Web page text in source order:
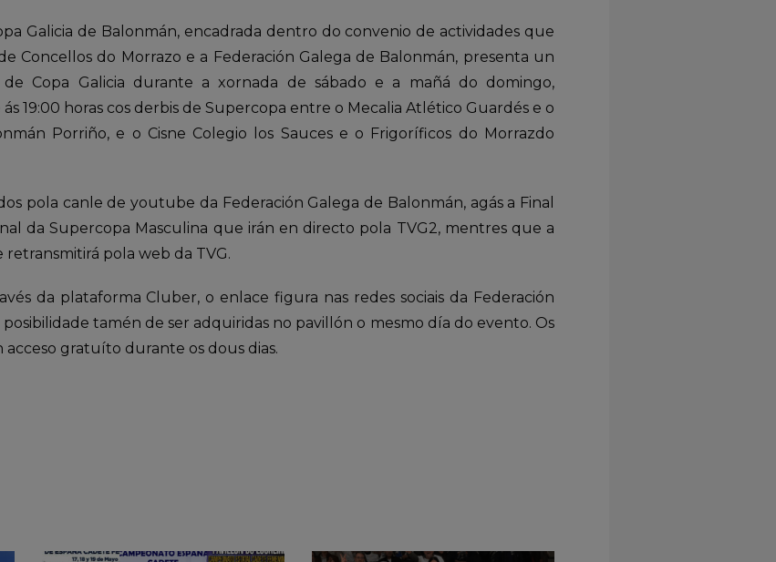
Galicia de Balonmán, encadrada dentro do convenio de actividades que
Concellos do Morrazo e a Federación Galega de Balonmán, presenta un
Copa Galicia durante a xornada de sábado e a mañá do domingo,
19:00 horas cos derbis de Supercopa entre o Mecalia Atlético Guardés e o
Porriño, e o Cisne Colegio los Sauces e o Frigoríficos do Morrazdo
pola canle de youtube da Federación Galega de Balonmán, agás a Final
da Supercopa Masculina que irán en directo pola TVG2, mentres que a
retransmitirá pola web da TVG.
da plataforma Cluber, o enlace figura nas redes sociais da Federación
tamén de ser adquiridas no pavillón o mesmo día do evento. Os
acceso gratuíto durante os dous dias.